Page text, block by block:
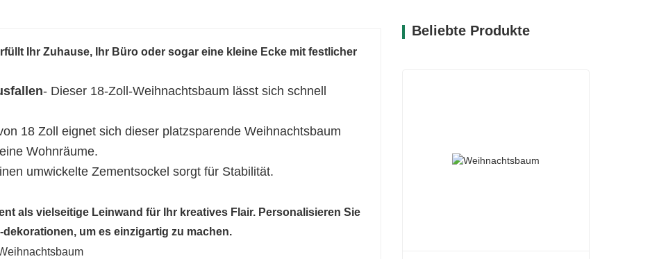
Ihr Zuhause, Ihr Büro oder sogar eine kleine Ecke mit festlicher
- Dieser 18-Zoll-Weihnachtsbaum lässt sich schnell
18 Zoll eignet sich dieser platzsparende Weihnachtsbaum
Wohnräume.
umwickelte Zementsockel sorgt für Stabilität.
als vielseitige Leinwand für Ihr kreatives Flair. Personalisieren Sie
um es einzigartig zu machen.
Beliebte Produkte